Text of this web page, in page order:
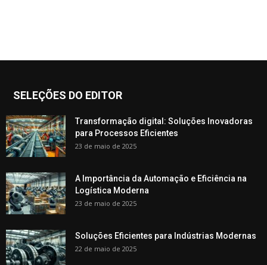
SELEÇÕES DO EDITOR
Transformação digital: Soluções Inovadoras
para Processos Eficientes
23 de maio de 2025
A Importância da Automação e Eficiência na
Logística Moderna
23 de maio de 2025
Soluções Eficientes para Indústrias Modernas
22 de maio de 2025